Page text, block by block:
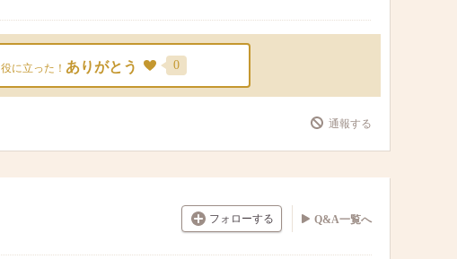
役に立った！ ありがとう 0
通報する
フォローする Q&A一覧へ